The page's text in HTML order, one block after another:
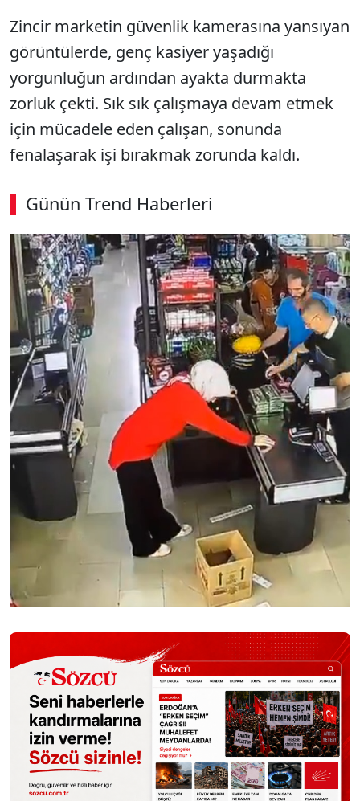
Zincir marketin güvenlik kamerasına yansıyan
görüntülerde, genç kasiyer yaşadığı
yorgunluğun ardından ayakta durmakta
zorluk çekti. Sık sık çalışmaya devam etmek
için mücadele eden çalışan, sonunda
fenalaşarak işi bırakmak zorunda kaldı.
Günün Trend Haberleri
SÖZCÜ SON DAKİKA